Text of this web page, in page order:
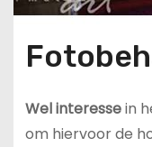
Wel interessein
om hiervoor de